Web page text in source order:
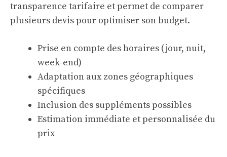
transparence tarifaire et permet de comparer
plusieurs devis pour optimiser son budget.
Prise en compte des horaires (jour, nuit,
week-end)
Adaptation aux zones géographiques
spécifiques
Inclusion des suppléments possibles
Estimation immédiate et personnalisée du
prix